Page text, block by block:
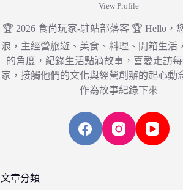
View Profile
🏆 2026 食尚玩家-駐站部落客 🏆 Hello，
浪，主經營旅遊、美食、料理、開箱生活
的角度，紀錄生活點滴故事，喜愛走訪
家，接觸他們的文化與經營創辦的起心動
作為故事紀錄下來
文章分類